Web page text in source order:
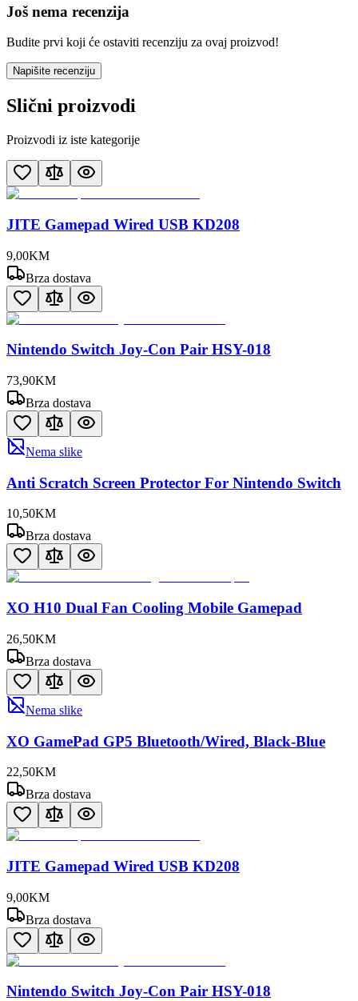
Još nema recenzija
Budite prvi koji će ostaviti recenziju za ovaj proizvod!
Napišite recenziju
Slični proizvodi
Proizvodi iz iste kategorije
JITE Gamepad Wired USB KD208
9,00KM
Brza dostava
Nintendo Switch Joy-Con Pair HSY-018
73,90KM
Brza dostava
Nema slike
Anti Scratch Screen Protector For Nintendo Switch
10,50KM
Brza dostava
XO H10 Dual Fan Cooling Mobile Gamepad
26,50KM
Brza dostava
Nema slike
XO GamePad GP5 Bluetooth/Wired, Black-Blue
22,50KM
Brza dostava
JITE Gamepad Wired USB KD208
9,00KM
Brza dostava
Nintendo Switch Joy-Con Pair HSY-018